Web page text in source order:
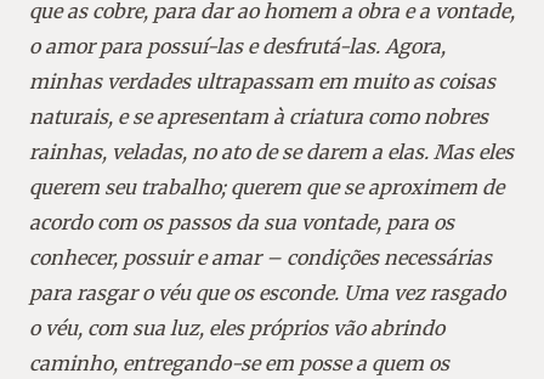
que as cobre, para dar ao homem a obra e a vontade,
o amor para possuí-las e desfrutá-las. Agora,
minhas verdades ultrapassam em muito as coisas
naturais, e se apresentam à criatura como nobres
rainhas, veladas, no ato de se darem a elas. Mas eles
querem seu trabalho; querem que se aproximem de
acordo com os passos da sua vontade, para os
conhecer, possuir e amar – condições necessárias
para rasgar o véu que os esconde. Uma vez rasgado
o véu, com sua luz, eles próprios vão abrindo
caminho, entregando-se em posse a quem os